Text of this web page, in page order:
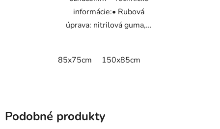
informácie:• Rubová
úprava: nitrilová guma,...
85x75cm 150x85cm
Podobné produkty